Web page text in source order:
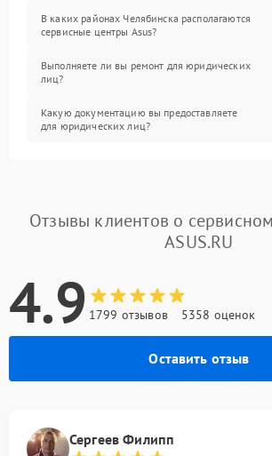
В каких районах Челябинска располагаются
сервисные центры Asus?
Выполняете ли вы ремонт для юридических
лиц?
Какую документацию вы предоставляете
для юридических лиц?
Отзывы клиентов о
ASUS.RU
4.9 1799 отзывов 5358 оценок
Оставить отзыв
Сергеев Филипп